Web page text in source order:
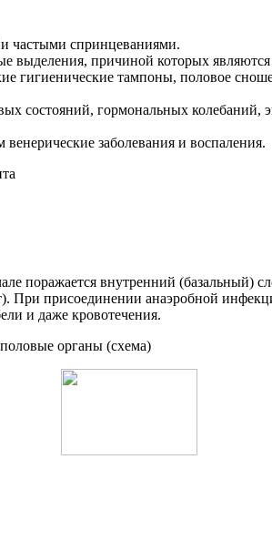
частыми спринцеваниями.
выделения, причиной которых
гигиенические тампоны, половое
состояний, гормональных
заболевания и воспаления.
поражается внутренний
При присоединении анаэробной
и даже кровотечения.